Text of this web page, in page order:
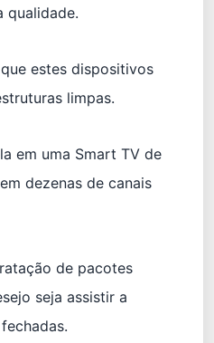
qualidade.
estes dispositivos
limpas.
em uma Smart TV de
dezenas de canais
de pacotes
seja assistir a